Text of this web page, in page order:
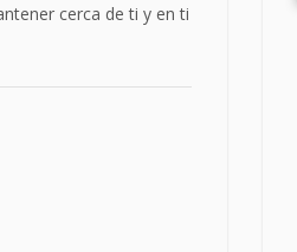
cerca de ti y en ti